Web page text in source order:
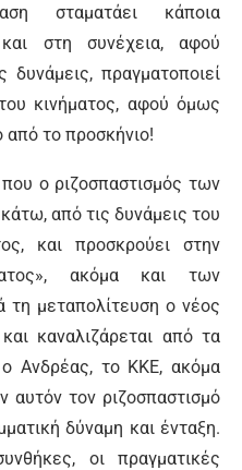
σταματάει κάποια
και στη συνέχεια, αφού
δυνάμεις, πραγματοποιεί
κινήματος, αφού όμως
από το προσκήνιο!
ο ριζοσπαστισμός των
από τις δυνά­μεις του
και προσκρούει στην
ακόμα και των
τη μεταπολίτευση ο νέος
καναλιζάρεται από τα
Ανδρέας, το ΚΚΕ, ακό­μα
αυτόν τον ριζοσπαστι­σμό
δύναμη και ένταξη.
οι πραγματι­κές